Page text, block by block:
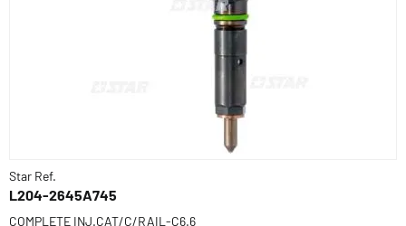
Star Ref.
L204-2645A745
COMPLETE INJ.CAT/C/RAIL-C6.6